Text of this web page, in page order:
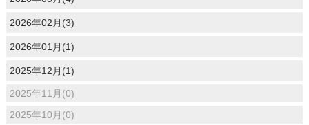
2026年02月(3)
2026年01月(1)
2025年12月(1)
2025年11月(0)
2025年10月(0)